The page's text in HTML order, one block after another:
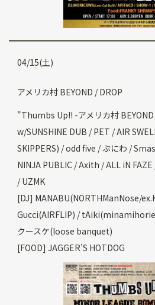
04/15(土)
アメリカ村 BEYOND / DROP
"Thumbs Up!! -アメリカ村
w/SUNSHINE DUB / PET / AIR
SKIPPERS) / odd five / ぷにわ /
NINJA PUBLIC / Axith / ALL iN
/ UZMK
[DJ] MANABU(NORTHManNose/
Gucci(AIRFLIP) /
クースケ(loose banquet)
[FOOD] JAGGER’S HOTDOG